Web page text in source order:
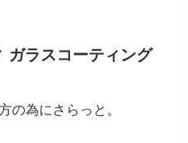
ガラスコーティング
の為にさらっと。